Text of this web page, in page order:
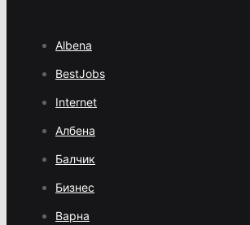
Albena
BestJobs
Internet
Албена
Балчик
Бизнес
Варна